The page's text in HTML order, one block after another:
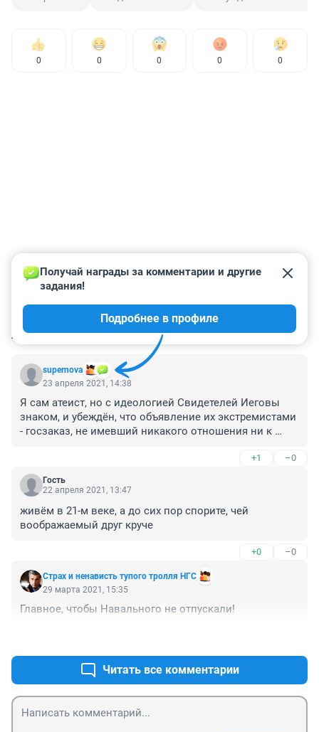
0 0 0 0 0
КОММЕНТАРИИ 56
supernova
Получай награды за комментарии и другие
задания!
Подробнее в профиле
23 апреля 2021, 14:38
Я сам атеист, но с идеологией Свидетелей Иеговы
знаком, и убеждён, что объявление их экстремистами
- госзаказ, не имевший никакого отношения ни к
Сектанты - да, но само по себе это ничего не значит,
любая ветвь любой религии для кого-то будет
случае со С.И. представляет собой прежде всего
принципиальный отказ от насилия, за что их ещё
(переливание крови и др.), способные в
соответствующих ситуациях привести к гибели
участников секты, особенно несовершеннолетних -
да, это проблема, как и ряд других, но не любую
Подчеркну, что я не агитирую за С.И. в целом, равно
как и за любую другую религию или секту. Но
признаю право других людей на справедливый суд,
С.И. это право было нарушено.
+1 –0
Гость
22 апреля 2021, 13:47
живём в 21-м веке, а до сих пор спорите, чей
воображаемый друг круче
+0 –0
Cтрах и ненависть тупoго тролля НГС
29 марта 2021, 15:35
Главное, чтобы Навального не отпускали!
Читать все комментарии